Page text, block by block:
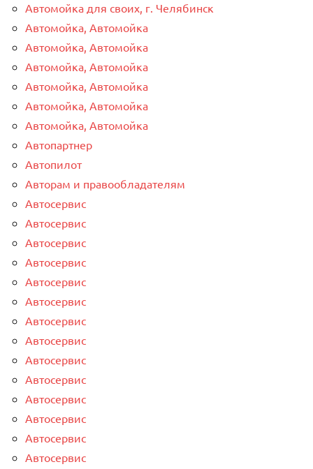
Автомойка для своих, г. Челябинск
Автомойка, Автомойка
Автомойка, Автомойка
Автомойка, Автомойка
Автомойка, Автомойка
Автомойка, Автомойка
Автомойка, Автомойка
Автопартнер
Автопилот
Авторам и правообладателям
Автосервис
Автосервис
Автосервис
Автосервис
Автосервис
Автосервис
Автосервис
Автосервис
Автосервис
Автосервис
Автосервис
Автосервис
Автосервис
Автосервис